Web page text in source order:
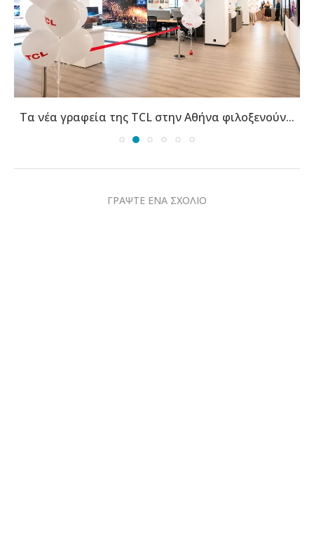
Τα νέα γραφεία της TCL στην Αθήνα φιλοξενούν...
ΓΡΑΨΤΕ ΕΝΑ ΣΧΟΛΙΟ